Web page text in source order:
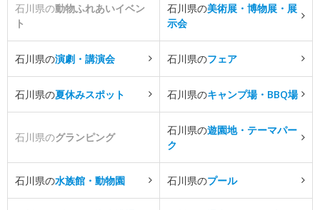
石川県の動物ふれあいイベン
ト
石川県の美術展・博物展・展
示会
石川県の演劇・講演会 石川県のフェア
石川県の夏休みスポット 石川県のキャンプ場・BBQ場
石川県のグランピング
石川県の遊園地・テーマパー
ク
石川県の水族館・動物園 石川県のプール